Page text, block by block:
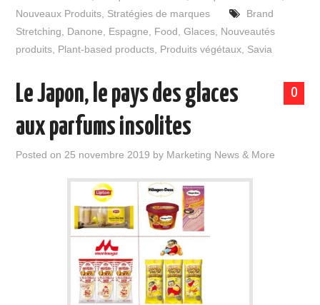
Nouveaux Produits Stratégies de marques
Brand
Stretching
Danone Espagne Food ,Glaces Nouveautés
produits Plant-based products Produits végétaux Savia
0
Le Japon, le pays des glaces
aux parfums insolites
Posted on 25 novembre 2019 by Marketing News & More